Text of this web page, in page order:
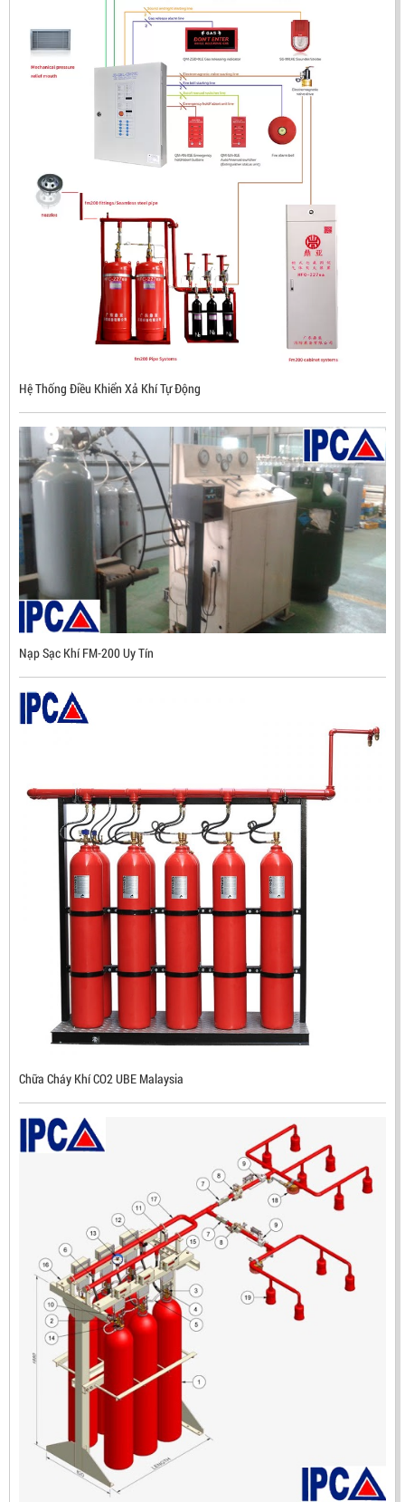
ĐẦU BÁO LỬA CHỐNG NỔ CHỐNG NƯỚC UV/IR- UX300
NHẬP KHẨU HÀN QUỐC
LIÊN HỆ
Mã sản phẩm: UX300
ĐẦU BÁO TIA LỬA IR3 RX500 CHỐNG CHÁY NỔ TIÊU
CHUẨN FM HÀN QUỐC
LIÊN HỆ
Mã sản phẩm: RX500
ĐẦU BÁO LỬA CHỐNG NỔ IR3- DX500 (MEKASENTRON
KOREA)
LIÊN HỆ
Mã sản phẩm: DX500
Hệ Thống Điều Khiển Xả Khí Tự Động
Nạp Sạc Khí FM-200 Uy Tín
Chữa Cháy Khí CO2 UBE Malaysia